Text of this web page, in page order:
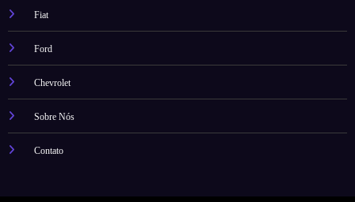
Fiat
Ford
Chevrolet
Sobre Nós
Contato